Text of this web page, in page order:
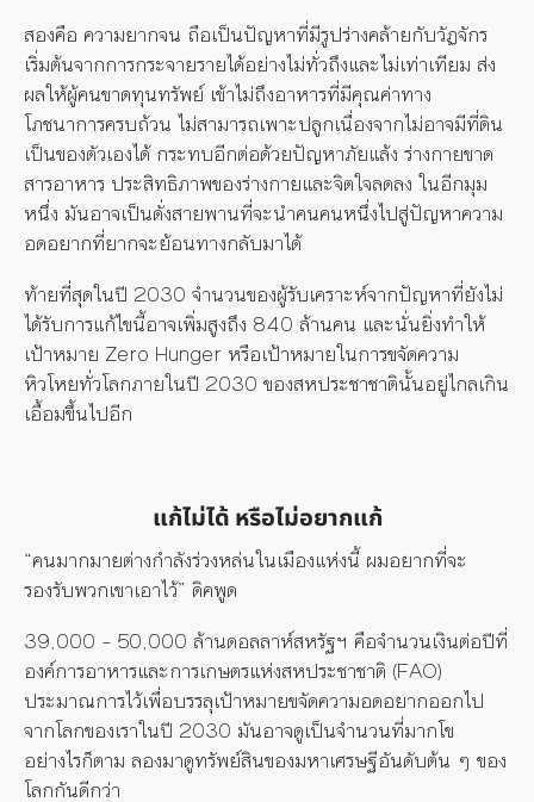
สองคือ ความยากจน ถือเป็นปัญหาที่มีรูปร่างคล้ายกับวัฏจักร
เริ่มต้นจากการกระจายรายได้อย่างไม่ทั่วถึงและไม่เท่าเทียม ส่ง
ผลให้ผู้คนขาดทุนทรัพย์ เข้าไม่ถึงอาหารที่มีคุณค่าทาง
โภชนาการครบถ้วน ไม่สามารถเพาะปลูกเนื่องจากไม่อาจมีที่ดิน
เป็นของตัวเองได้ กระทบอีกต่อด้วยปัญหาภัยแล้ง ร่างกายขาด
สารอาหาร ประสิทธิภาพของร่างกายและจิตใจลดลง ในอีกมุม
หนึ่ง มันอาจเป็นดั่งสายพานที่จะนำคนคนหนึ่งไปสู่ปัญหาความ
อดอยากที่ยากจะย้อนทางกลับมาได้
ท้ายที่สุดในปี 2030 จำนวนของผู้รับเคราะห์จากปัญหาที่ยังไม่
ได้รับการแก้ไขนี้อาจเพิ่มสูงถึง 840 ล้านคน และนั่นยิ่งทำให้
เป้าหมาย Zero Hunger หรือเป้าหมายในการขจัดความ
หิวโหยทั่วโลกภายในปี 2030 ของสหประชาชาตินั้นอยู่ไกลเกิน
เอื้อมขึ้นไปอีก
แก้ไม่ได้ หรือไม่อยากแก้
“คนมากมายต่างกำลังร่วงหล่นในเมืองแห่งนี้ ผมอยากที่จะ
รองรับพวกเขาเอาไว้” ดิคพูด
39,000 – 50,000 ล้านดอลลาห์สหรัฐฯ คือจำนวนเงินต่อปีที่
องค์การอาหารและการเกษตรแห่งสหประชาชาติ (FAO)
ประมาณการไว้เพื่อบรรลุเป้าหมายขจัดความอดอยากออกไป
จากโลกของเราในปี 2030 มันอาจดูเป็นจำนวนที่มากโข
อย่างไรก็ตาม ลองมาดูทรัพย์สินของมหาเศรษฐีอันดับต้น ๆ ของ
โลกกันดีกว่า